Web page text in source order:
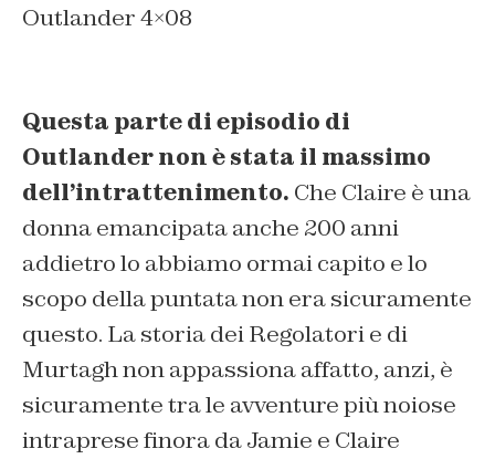
Outlander 4×08
Questa parte di episodio di
Outlander non è stata il massimo
dell’intrattenimento. Che Claire è una
donna emancipata anche 200 anni
addietro lo abbiamo ormai capito e lo
scopo della puntata non era sicuramente
questo. La storia dei Regolatori e di
Murtagh non appassiona affatto, anzi, è
sicuramente tra le avventure più noiose
intraprese finora da Jamie e Claire